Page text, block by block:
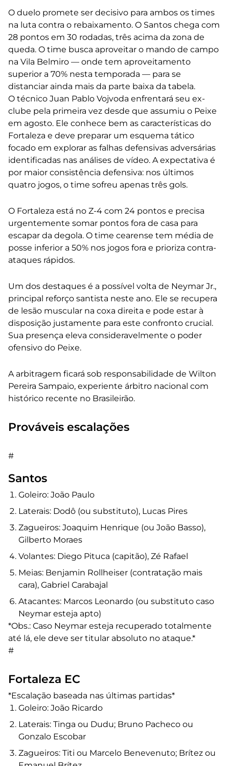
O duelo promete ser decisivo para ambos os times
na luta contra o rebaixamento. O Santos chega com
28 pontos em 30 rodadas, três acima da zona de
queda. O time busca aproveitar o mando de campo
na Vila Belmiro — onde tem aproveitamento
superior a 70% nesta temporada — para se
distanciar ainda mais da parte baixa da tabela.
O técnico Juan Pablo Vojvoda enfrentará seu ex-
clube pela primeira vez desde que assumiu o Peixe
em agosto. Ele conhece bem as características do
Fortaleza e deve preparar um esquema tático
focado em explorar as falhas defensivas adversárias
identificadas nas análises de vídeo. A expectativa é
por maior consistência defensiva: nos últimos
quatro jogos, o time sofreu apenas três gols.
O Fortaleza está no Z-4 com 24 pontos e precisa
urgentemente somar pontos fora de casa para
escapar da degola. O time cearense tem média de
posse inferior a 50% nos jogos fora e prioriza contra-
ataques rápidos.
Um dos destaques é a possível volta de Neymar Jr.,
principal reforço santista neste ano. Ele se recupera
de lesão muscular na coxa direita e pode estar à
disposição justamente para este confronto crucial.
Sua presença eleva consideravelmente o poder
ofensivo do Peixe.
A arbitragem ficará sob responsabilidade de Wilton
Pereira Sampaio, experiente árbitro nacional com
histórico recente no Brasileirão.
Prováveis escalações
#
Santos
Goleiro: João Paulo
Laterais: Dodô (ou substituto), Lucas Pires
Zagueiros: Joaquim Henrique (ou João Basso),
Gilberto Moraes
Volantes: Diego Pituca (capitão), Zé Rafael
Meias: Benjamin Rollheiser (contratação mais
cara), Gabriel Carabajal
Atacantes: Marcos Leonardo (ou substituto caso
Neymar esteja apto)
*Obs.: Caso Neymar esteja recuperado totalmente
até lá, ele deve ser titular absoluto no ataque.*
#
Fortaleza EC
*Escalação baseada nas últimas partidas*
Goleiro: João Ricardo
Laterais: Tinga ou Dudu; Bruno Pacheco ou
Gonzalo Escobar
Zagueiros: Titi ou Marcelo Benevenuto; Brítez ou